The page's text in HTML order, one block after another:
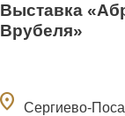
Выставка
Врубеля»
Сергиево-